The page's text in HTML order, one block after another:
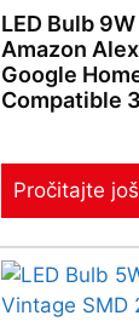
LED Bulb
Amazon
Google
Compatible
Pročitajte još